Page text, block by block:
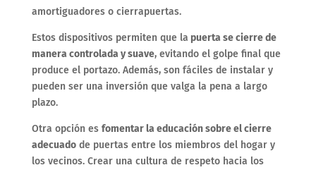
amortiguadores o cierrapuertas.
Estos dispositivos permiten que la puerta se cierre de
manera controlada y suave, evitando el golpe final que
produce el portazo. Además, son fáciles de instalar y
pueden ser una inversión que valga la pena a largo
plazo.
Otra opción es fomentar la educación sobre el cierre
adecuadode puertas entre los miembros del hogar y
los vecinos. Crear una cultura de respeto hacia los